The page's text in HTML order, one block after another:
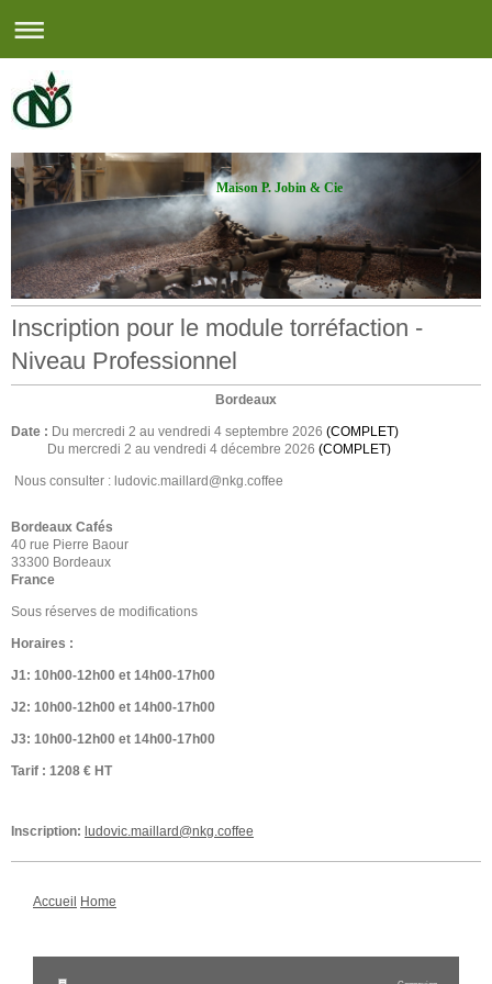
Maison P. Jobin & Cie
Inscription pour le module torréfaction -
Niveau Professionnel
Bordeaux
Date : Du mercredi 2 au vendredi 4 septembre 2026 (COMPLET)
Du mercredi 2 au vendredi 4 décembre 2026 (COMPLET)
Nous consulter : ludovic.maillard@nkg.coffee
Bordeaux Cafés
40 rue Pierre Baour
33300 Bordeaux
France
Sous réserves de modifications
Horaires :
J1: 10h00-12h00 et 14h00-17h00
J2: 10h00-12h00 et 14h00-17h00
J3: 10h00-12h00 et 14h00-17h00
Tarif : 1208 € HT
Inscription: ludovic.maillard@nkg.coffee
Accueil Home